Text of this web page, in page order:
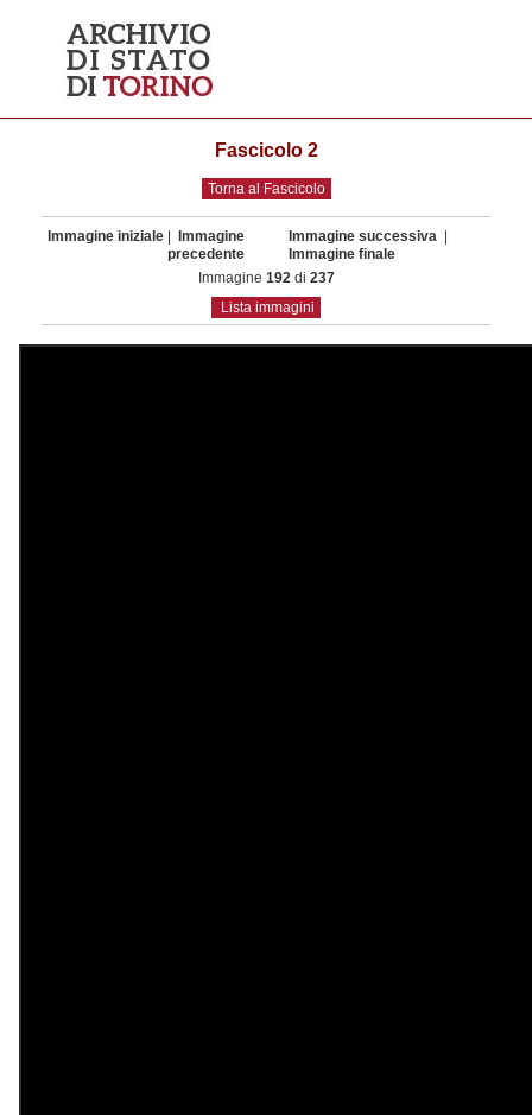
Fascicolo 2
Torna al Fascicolo
Immagine iniziale
Immagine
precedente
Immagine successiva
Immagine finale
Immagine 192di 237
Lista immagini